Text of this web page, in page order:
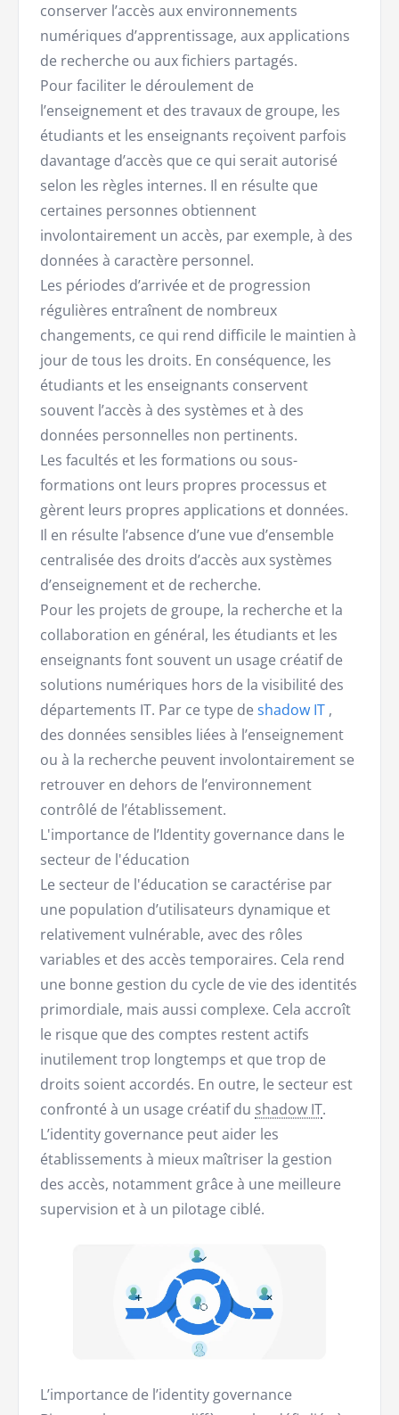
conserver l’accès aux environnements
numériques d’apprentissage, aux applications
de recherche ou aux fichiers partagés.
Pour faciliter le déroulement de
l’enseignement et des travaux de groupe, les
étudiants et les enseignants reçoivent parfois
davantage d’accès que ce qui serait autorisé
selon les règles internes. Il en résulte que
certaines personnes obtiennent
involontairement un accès, par exemple, à des
données à caractère personnel.
Les périodes d’arrivée et de progression
régulières entraînent de nombreux
changements, ce qui rend difficile le maintien à
jour de tous les droits. En conséquence, les
étudiants et les enseignants conservent
souvent l’accès à des systèmes et à des
données personnelles non pertinents.
Les facultés et les formations ou sous-
formations ont leurs propres processus et
gèrent leurs propres applications et données.
Il en résulte l’absence d’une vue d’ensemble
centralisée des droits d’accès aux systèmes
d’enseignement et de recherche.
Pour les projets de groupe, la recherche et la
collaboration en général, les étudiants et les
enseignants font souvent un usage créatif de
solutions numériques hors de la visibilité des
départements IT. Par ce type de shadow IT ,
des données sensibles liées à l’enseignement
ou à la recherche peuvent involontairement se
retrouver en dehors de l’environnement
contrôlé de l’établissement.
L'importance de l’Identity governance dans le
secteur de l'éducation
Le secteur de l'éducation se caractérise par
une population d’utilisateurs dynamique et
relativement vulnérable, avec des rôles
variables et des accès temporaires. Cela rend
une bonne gestion du cycle de vie des identités
primordiale, mais aussi complexe. Cela accroît
le risque que des comptes restent actifs
inutilement trop longtemps et que trop de
droits soient accordés. En outre, le secteur est
confronté à un usage créatif du shadow IT.
L’identity governance peut aider les
établissements à mieux maîtriser la gestion
des accès, notamment grâce à une meilleure
supervision et à un pilotage ciblé.
L’importance de l’identity governance